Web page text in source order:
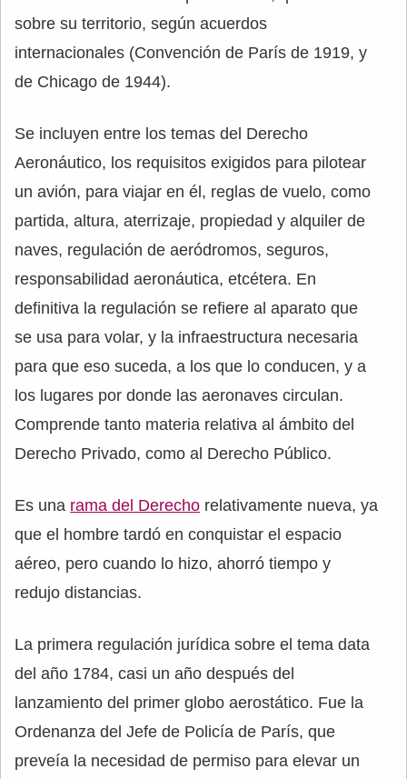
sobre su territorio, según acuerdos
internacionales (Convención de París de 1919, y
de Chicago de 1944).
Se incluyen entre los temas del Derecho
Aeronáutico, los requisitos exigidos para pilotear
un avión, para viajar en él, reglas de vuelo, como
partida, altura, aterrizaje, propiedad y alquiler de
naves, regulación de aeródromos, seguros,
responsabilidad aeronáutica, etcétera. En
definitiva la regulación se refiere al aparato que
se usa para volar, y la infraestructura necesaria
para que eso suceda, a los que lo conducen, y a
los lugares por donde las aeronaves circulan.
Comprende tanto materia relativa al ámbito del
Derecho Privado, como al Derecho Público.
Es una rama del Derecho relativamente nueva, ya
que el hombre tardó en conquistar el espacio
aéreo, pero cuando lo hizo, ahorró tiempo y
redujo distancias.
La primera regulación jurídica sobre el tema data
del año 1784, casi un año después del
lanzamiento del primer globo aerostático. Fue la
Ordenanza del Jefe de Policía de París, que
preveía la necesidad de permiso para elevar un